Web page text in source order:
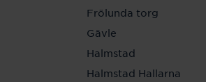
Frölunda torg
Gävle
Halmstad
Halmstad Hallarna